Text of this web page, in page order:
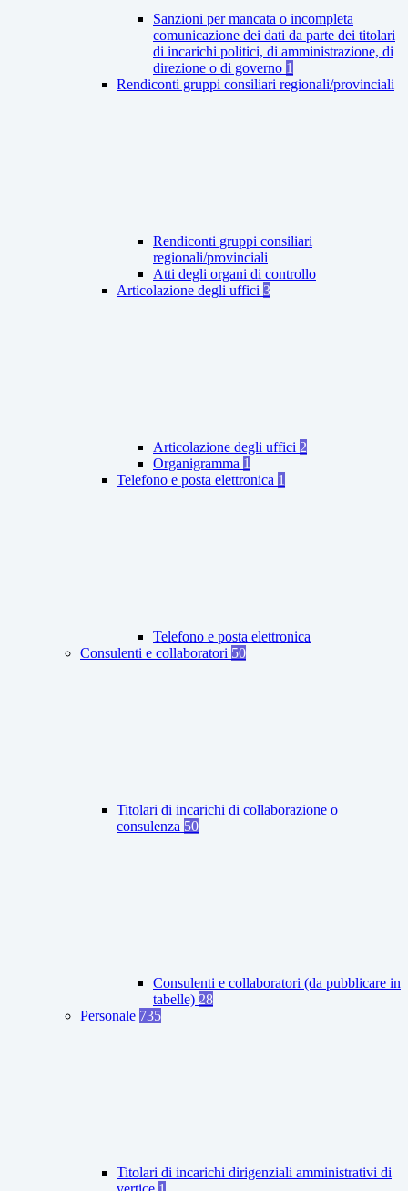
Sanzioni per mancata o incompleta
comunicazione dei dati da parte dei titolari
di incarichi politici, di amministrazione, di
direzione o di governo 1
Rendiconti gruppi consiliari regionali/provinciali
Rendiconti gruppi consiliari
regionali/provinciali
Atti degli organi di controllo
Articolazione degli uffici 3
Articolazione degli uffici 2
Organigramma 1
Telefono e posta elettronica 1
Telefono e posta elettronica
Consulenti e collaboratori 50
Titolari di incarichi di collaborazione o
consulenza 50
Consulenti e collaboratori (da pubblicare in
tabelle) 28
Personale 735
Titolari di incarichi dirigenziali amministrativi di